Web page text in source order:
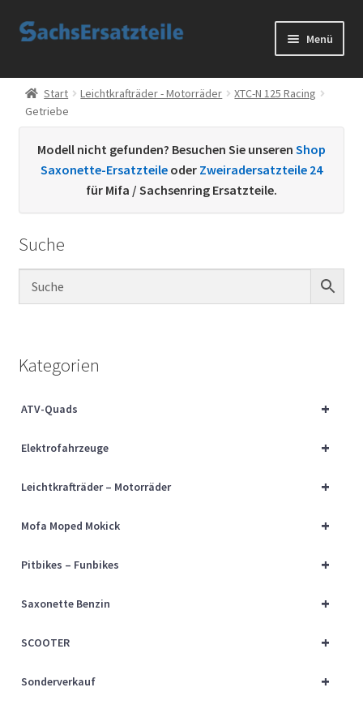
Zur
Zum
Menü
Start
AGB
Datenschutzerklärung
Kontakt
Sachs Ersatzteile
Über uns
Start Leichtkrafträder - Motorräder
XTC-N 125 Racing
Getriebe
Modell nicht gefunden? Besuchen Sie unseren Shop
Saxonette-Ersatzteile oder Zweiradersatzteile 24
für Mifa / Sachsenring Ersatzteile.
Suche
Kategorien
+
ATV-Quads
+
Elektrofahrzeuge
+
Leichtkrafträder – Motorräder
+
Mofa Moped Mokick
+
Pitbikes – Funbikes
+
Saxonette Benzin
+
SCOOTER
+
Sonderverkauf